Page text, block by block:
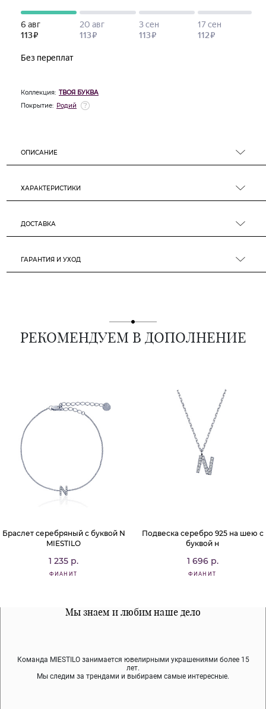
Коллекция: ТВОЯ БУКВА
Покрытие: Родий
ОПИСАНИЕ
ХАРАКТЕРИСТИКИ
ДОСТАВКА
ГАРАНТИЯ И УХОД
РЕКОМЕНДУЕМ В ДОПОЛНЕНИЕ
Браслет серебряный с буквой N
MIESTILO
1 235 р.
ФИАНИТ
Подвеска серебро 925 на шею с
буквой н
1 696 р.
ФИАНИТ
Мы знаем и любим наше дело
Команда MIESTILO занимается ювелирными украшениями более 15
лет.
Мы следим за трендами и выбираем самые интересные.
Все наши материалы гипоалергенны
Мы используем покрытие (родий, ювелирный сплав), которое не
содержит никеля и свинца — это исключает аллергию.
Примерка перед покупкой
Во время доставки спокойно примеряйте украшения, выбирайте те,
что вам нравятся, остальные заберёт курьер.